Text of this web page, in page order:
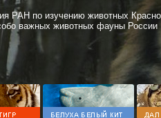
РАН по изучению животных
важных животных фауны России